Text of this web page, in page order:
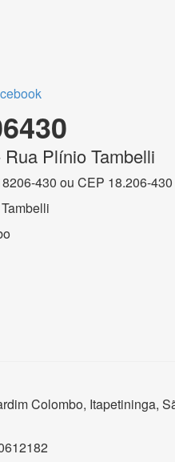
Rua Plínio Tambelli
430 ou CEP 18.206-430
Colombo, Itapetininga,